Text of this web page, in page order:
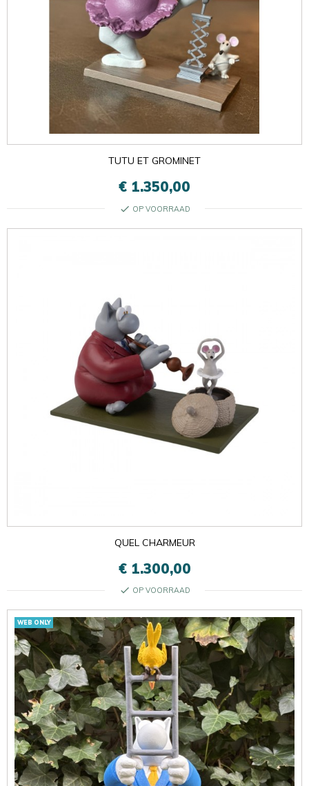
TUTU ET GROMINET
€ 1.350,00
check OP VOORRAAD
QUEL CHARMEUR
€ 1.300,00
check OP VOORRAAD
WEB ONLY